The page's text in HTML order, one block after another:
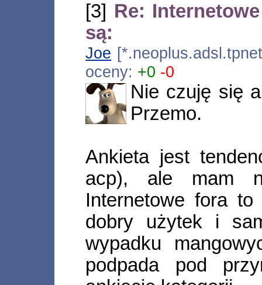
[3] Re:
są:
Joe
oceny: +0 -0
Nie czuję się
Przemo.
Ankieta jest
acp), ale mam
Internetowe fora
dobry użytek i
wypadku
podpada pod